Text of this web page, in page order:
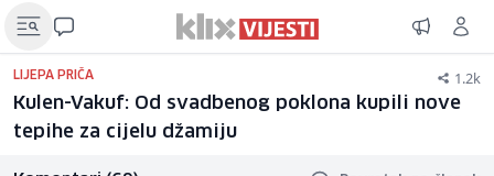
LIJEPA PRIČA 1.2k
Kulen-Vakuf: Od svadbenog poklona kupili nove
tepihe za cijelu džamiju